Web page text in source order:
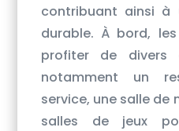
contribuant ainsi à
durable. À bord,
profiter de divers
notamment un
service, une salle de
salles de jeux